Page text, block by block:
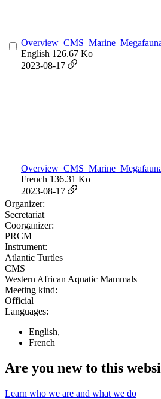
English 126.67 Ko
2023-08-17
French 136.31 Ko
2023-08-17
Organizer:
Secretariat
Coorganizer:
PRCM
Instrument:
Atlantic Turtles
CMS
Western African Aquatic Mammals
Meeting kind:
Official
Languages:
English,
French
Are you new to this
Learn who we are and what we do